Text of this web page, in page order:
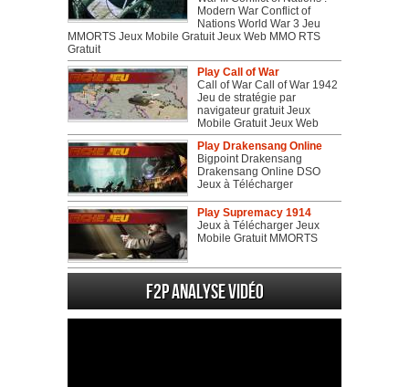
Modern War Conflict of
Nations World War 3 Jeu
MMORTS Jeux Mobile Gratuit Jeux Web MMO RTS
Gratuit
Play Call of War
Call of War Call of War 1942
Jeu de stratégie par
navigateur gratuit Jeux
Mobile Gratuit Jeux Web
Play Drakensang Online
Bigpoint Drakensang
Drakensang Online DSO
Jeux à Télécharger
Play Supremacy 1914
Jeux à Télécharger Jeux
Mobile Gratuit MMORTS
F2P Analyse vidéo